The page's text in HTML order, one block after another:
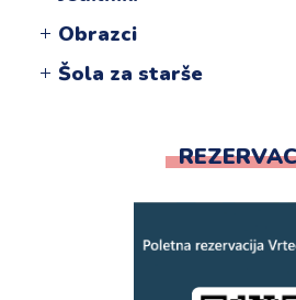
Obrazci
Šola za starše